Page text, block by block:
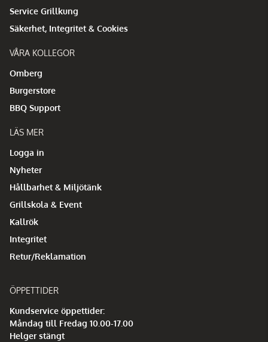
Service Grillkung
Säkerhet, Integritet & Cookies
VÅRA KOLLEGOR
Omberg
Burgerstore
BBQ Support
LÄS MER
Logga in
Nyheter
Hållbarhet & Miljötänk
Grillskola & Event
Kallrök
Integritet
Retur/Reklamation
ÖPPETTIDER
Kundservice öppettider:
Måndag till Fredag 10.00-17.00
Helger stängt